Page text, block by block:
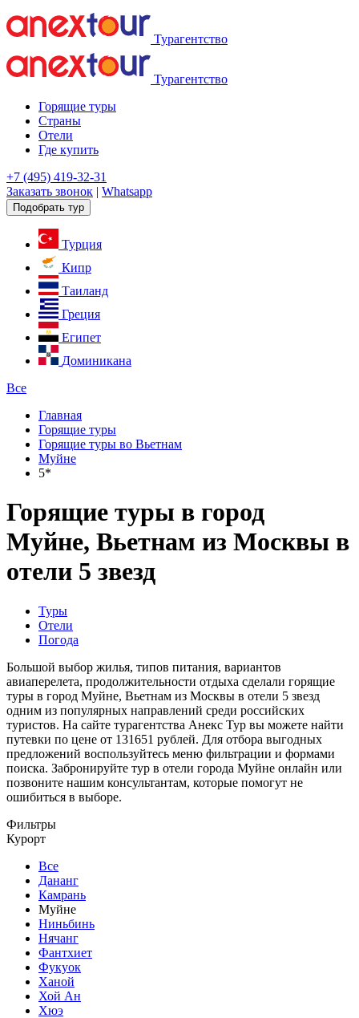
Турагентство
Турагентство
Горящие туры
Страны
Отели
Где купить
+7 (495) 419-32-31
Заказать звонок | Whatsapp
Подобрать тур
Турция
Кипр
Таиланд
Греция
Египет
Доминикана
Все
Главная
Горящие туры
Горящие туры во Вьетнам
Муйне
5*
Горящие туры в город
Муйне, Вьетнам из Москвы в
отели 5 звезд
Туры
Отели
Погода
Большой выбор жилья, типов питания, вариантов
авиаперелета, продолжительности отдыха сделали горящие
туры в город Муйне, Вьетнам из Москвы в отели 5 звезд
одним из популярных направлений среди российских
туристов. На сайте турагентства Анекс Тур вы можете найти
путевки по цене от 131651 рублей. Для отбора выгодных
предложений воспользуйтесь меню фильтрации и формами
поиска. Забронируйте тур в отели города Муйне онлайн или
позвоните нашим консультантам, которые помогут не
ошибиться в выборе.
Фильтры
Курорт
Все
Дананг
Камрань
Муйне
Ниньбинь
Нячанг
Фантхиет
Фукуок
Ханой
Хой Ан
Хюэ